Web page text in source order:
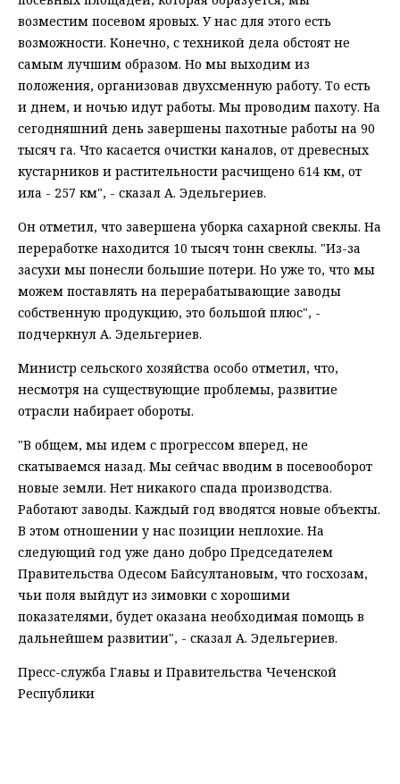
возместим посевом яровых. У нас для этого есть
возможности. Конечно, с техникой дела обстоят не
самым лучшим образом. Но мы выходим из
положения, организовав двухсменную работу. То есть
и днем, и ночью идут работы. Мы проводим пахоту. На
сегодняшний день завершены пахотные работы на 90
тысяч га. Что касается очистки каналов, от древесных
кустарников и растительности расчищено 614 км, от
ила - 257 км", - сказал А. Эдельгериев.
Он отметил, что завершена уборка сахарной свеклы. На
переработке находится 10 тысяч тонн свеклы. "Из-за
засухи мы понесли большие потери. Но уже то, что мы
можем поставлять на перерабатывающие заводы
собственную продукцию, это большой плюс", -
подчеркнул А. Эдельгериев.
Министр сельского хозяйства особо отметил, что,
несмотря на существующие проблемы, развитие
отрасли набирает обороты.
"В общем, мы идем с прогрессом вперед, не
скатываемся назад. Мы сейчас вводим в посевооборот
новые земли. Нет никакого спада производства.
Работают заводы. Каждый год вводятся новые объекты.
В этом отношении у нас позиции неплохие. На
следующий год уже дано добро Председателем
Правительства Одесом Байсултановым, что госхозам,
чьи поля выйдут из зимовки с хорошими
показателями, будет оказана необходимая помощь в
дальнейшем развитии", - сказал А. Эдельгериев.
Пресс-служба Главы и Правительства Чеченской
Республики